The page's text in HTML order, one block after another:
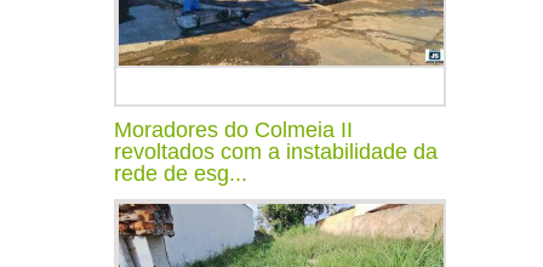
Moradores do Colmeia II
revoltados com a instabilidade da
rede de esg...